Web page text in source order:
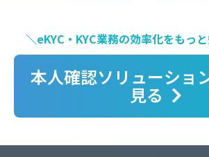
よくあるご質問
お役立ち資料一覧
＼eKYC・KYC業務の効率化をもっ
本人確認ソリューショ
見る